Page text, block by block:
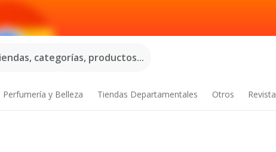
categorías, productos...
Perfumería y Belleza Tiendas Departamentales Otros Revista